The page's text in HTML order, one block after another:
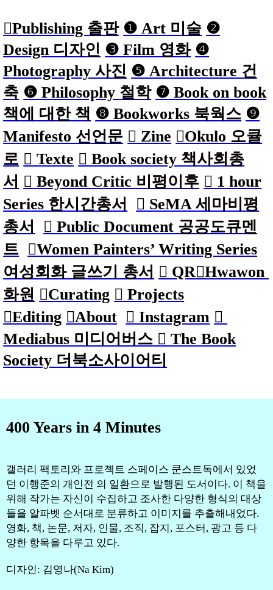
︎︎︎Publishing 출판 ❶ Art 미술 ❷
Design 디자인 ❸ Film 영화 ❹
Photography 사진 ❺ Architecture 건
축 ❻ Philosophy 철학 ❼ Book on book
책에 대한 책 ❽ Bookworks 북웍스 ❾
Manifesto 선언문 ︎ Zine ︎Okulo 오큘
로 ︎ Texte ︎ Book society 책사회총
서 ︎ Beyond Critic 비평이후 ︎ 1 hour
Series 한시간총서
︎ SeMA 세마비평
총서
︎ Public Document 공공도큐멘
트 ︎Women Painters’ Writing Series
여성회화 글쓰기 총서 ︎ QR︎Hwawon
화원 ︎︎︎Curating ︎︎︎ Projects
︎︎︎Editing ︎︎︎About ︎ Instagram ︎
Mediabus 미디어버스 ︎ The Book
Society 더북소사이어티
400 Years in 4 Minutes
갤러리 팩토리와 프로젝트 스페이스 쿤스트독에서 있었
던 이행준의 개인전 의 일환으로 발행된 도서이다. 이 책을
위해 작가는 자신이 수집하고 조사한 다양한 형식의 대상
들을 알파벳 순서대로 분류하고 이미지를 추출해내었다.
영화, 책, 논문, 저자, 인물, 조직, 잡지, 포스터, 광고 등 다
양한 항목을 다루고 있다.
디자인: 김영나(Na Kim)